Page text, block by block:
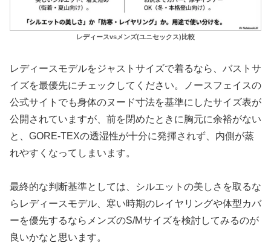
レディースvsメンズ(ユニセックス)比較
レディースモデルをジャストサイズで着るなら、バストサ
イズを最優先にチェックしてください。ノースフェイスの
公式サイトでも身体のヌード寸法を基準にしたサイズ表が
公開されていますが、前を閉めたときに胸元に余裕がない
と、GORE-TEXの透湿性が十分に発揮されず、内側が蒸
れやすくなってしまいます。
最終的な判断基準としては、シルエットの美しさを取るな
らレディースモデル、寒い時期のレイヤリングや体型カバ
ーを優先するならメンズのS/Mサイズを検討してみるのが
良いかなと思います。